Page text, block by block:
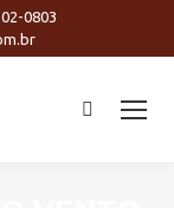
0803
Search: